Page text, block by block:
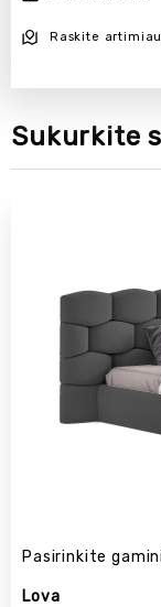
Raskite
Sukurkite
Pasirinkite
Lova